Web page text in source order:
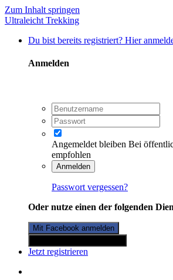
Zum Inhalt springen
Ultraleicht Trekking
Du bist bereits registriert? Hier
Anmelden
Angemeldet bleiben Bei
empfohlen
Anmelden
Passwort vergessen?
Oder nutze einen der folgenden
Mit Facebook anmelden
Jetzt registrieren